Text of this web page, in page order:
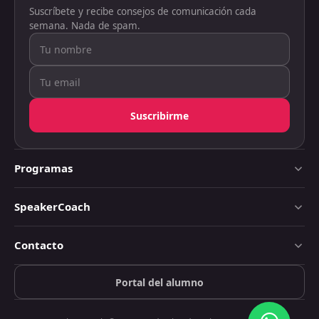
Suscríbete y recibe consejos de comunicación cada
semana. Nada de spam.
Suscribirme
Programas
SpeakerCoach
Contacto
Portal del alumno